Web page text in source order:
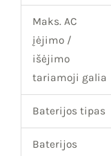
Maks. AC
įėjimo /
išėjimo
tariamoji galia
Baterijos tipas
Baterijos